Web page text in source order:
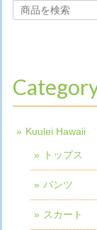
Kuulei Hawaii
トップス
パンツ
スカート